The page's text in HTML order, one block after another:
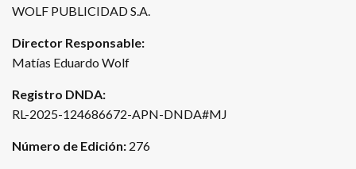
WOLF PUBLICIDAD S.A.
Director Responsable:
Matías Eduardo Wolf
Registro DNDA:
RL-2025-124686672-APN-DNDA#MJ
Número de Edición: 276